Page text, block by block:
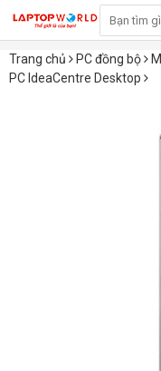
Trang chủ PC đồng bộ
PC IdeaCentre Desktop